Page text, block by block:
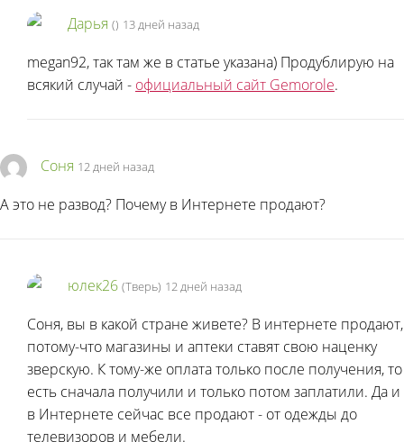
Дарья () 13 дней назад
megan92, так там же в статье указана) Продублирую на
всякий случай - официальный сайт Gemorole.
Соня 12 дней назад
А это не развод? Почему в Интернете продают?
юлек26 (Тверь) 12 дней назад
Соня, вы в какой стране живете? В интернете продают,
потому-что магазины и аптеки ставят свою наценку
зверскую. К тому-же оплата только после получения, то
есть сначала получили и только потом заплатили. Да и
в Интернете сейчас все продают - от одежды до
телевизоров и мебели.